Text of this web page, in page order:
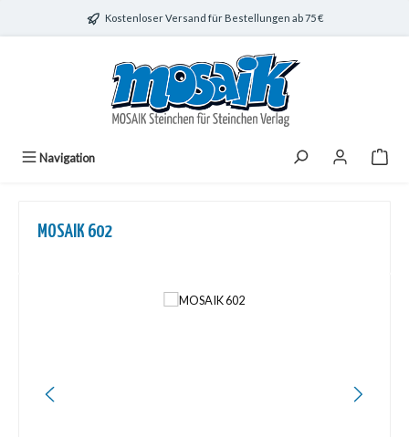
Zum Hauptinhalt springenKostenloser Versand für Bestellungen ab 75 €
Navigation
MOSAIK 602